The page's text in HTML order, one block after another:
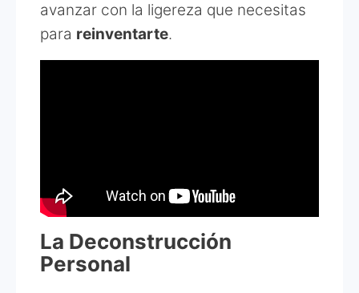
avanzar con la ligereza que necesitas
para reinventarte.
La Deconstrucción
Personal